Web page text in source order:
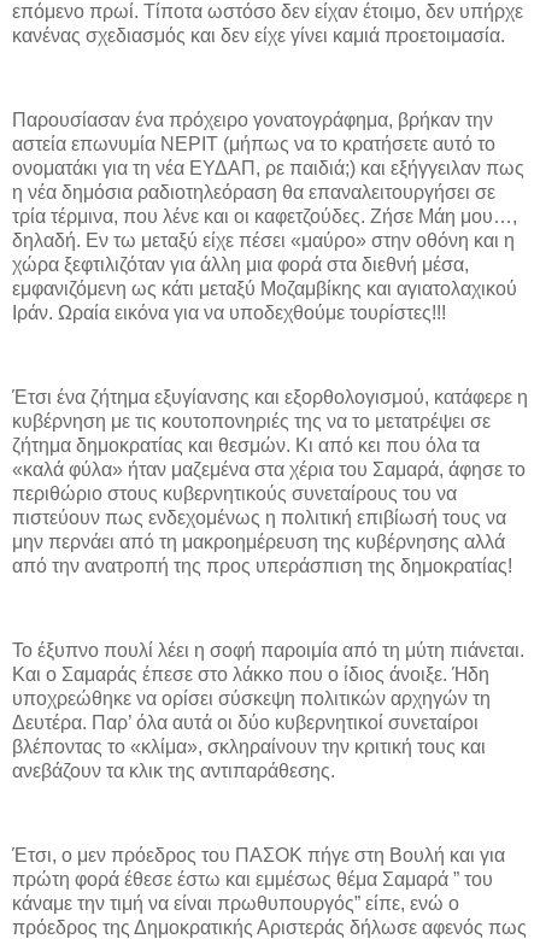
επόμενο πρωί. Τίποτα ωστόσο δεν είχαν έτοιμο, δεν υπήρχε
κανένας σχεδιασμός και δεν είχε γίνει καμιά προετοιμασία.
Παρουσίασαν ένα πρόχειρο γονατογράφημα, βρήκαν την
αστεία επωνυμία ΝΕΡΙΤ (μήπως να το κρατήσετε αυτό το
ονοματάκι για τη νέα ΕΥΔΑΠ, ρε παιδιά;) και εξήγγειλαν πως
η νέα δημόσια ραδιοτηλεόραση θα επαναλειτουργήσει σε
τρία τέρμινα, που λένε και οι καφετζούδες. Ζήσε Μάη μου…,
δηλαδή. Εν τω μεταξύ είχε πέσει «μαύρο» στην οθόνη και η
χώρα ξεφτιλιζόταν για άλλη μια φορά στα διεθνή μέσα,
εμφανιζόμενη ως κάτι μεταξύ Μοζαμβίκης και αγιατολαχικού
Ιράν. Ωραία εικόνα για να υποδεχθούμε τουρίστες!!!
Έτσι ένα ζήτημα εξυγίανσης και εξορθολογισμού, κατάφερε η
κυβέρνηση με τις κουτοπονηριές της να το μετατρέψει σε
ζήτημα δημοκρατίας και θεσμών. Κι από κει που όλα τα
«καλά φύλα» ήταν μαζεμένα στα χέρια του Σαμαρά, άφησε το
περιθώριο στους κυβερνητικούς συνεταίρους του να
πιστεύουν πως ενδεχομένως η πολιτική επιβίωσή τους να
μην περνάει από τη μακροημέρευση της κυβέρνησης αλλά
από την ανατροπή της προς υπεράσπιση της δημοκρατίας!
Το έξυπνο πουλί λέει η σοφή παροιμία από τη μύτη πιάνεται.
Και ο Σαμαράς έπεσε στο λάκκο που ο ίδιος άνοιξε. Ήδη
υποχρεώθηκε να ορίσει σύσκεψη πολιτικών αρχηγών τη
Δευτέρα. Παρ’ όλα αυτά οι δύο κυβερνητικοί συνεταίροι
βλέποντας το «κλίμα», σκληραίνουν την κριτική τους και
ανεβάζουν τα κλικ της αντιπαράθεσης.
Έτσι, ο μεν πρόεδρος του ΠΑΣΟΚ πήγε στη Βουλή και για
πρώτη φορά έθεσε έστω και εμμέσως θέμα Σαμαρά ” του
κάναμε την τιμή να είναι πρωθυπουργός” είπε, ενώ ο
πρόεδρος της Δημοκρατικής Αριστεράς δήλωσε αφενός πως